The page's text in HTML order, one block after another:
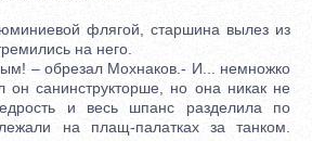
флягой, старшина вылез из
на него.
– обрезал Мохнаков.- И... немножко
он санинструкторше, но она никак не
и весь шпанс разделила по
на плащ-палатках за танком.